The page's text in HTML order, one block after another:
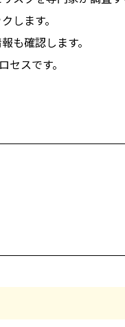
します。
も確認します。
スです。